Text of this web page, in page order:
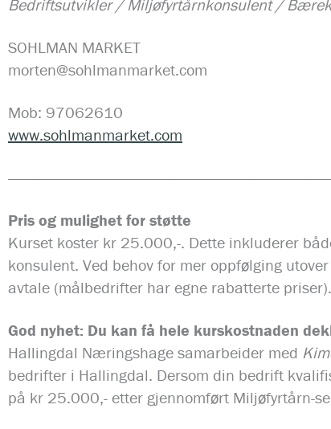
Bedriftsutvikler / Miljøfyrtårnkonsulent /
SOHLMAN MARKET
morten@sohlmanmarket.com
Mob: 97062610
www.sohlmanmarket.com
Pris og mulighet for støtte
Kurset koster kr 25.000,-. Dette inkluderer
konsulent. Ved behov for mer oppfølging
avtale (målbedrifter har egne rabatterte priser).
God nyhet: Du kan få hele kurskostnaden
Hallingdal Næringshage samarbeider med
bedrifter i Hallingdal. Dersom din bedrift
på kr 25.000,- etter gjennomført Miljøfyrtårn-